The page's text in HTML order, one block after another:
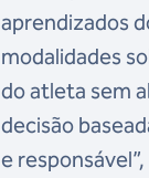
aprendizados
modalidades
do atleta sem
decisão
e